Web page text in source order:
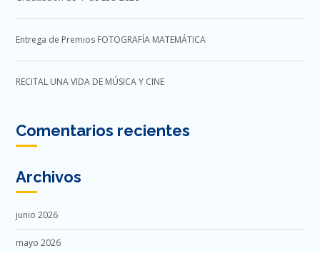
Entrega de Premios FOTOGRAFÍA MATEMÁTICA
RECITAL UNA VIDA DE MÚSICA Y CINE
Comentarios recientes
Archivos
junio 2026
mayo 2026